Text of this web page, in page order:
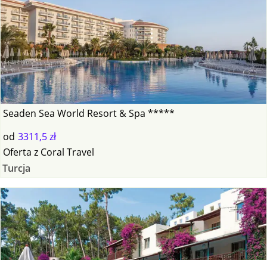
Seaden Sea World Resort & Spa *****
od 3311,5 zł
Oferta z Coral Travel
Turcja